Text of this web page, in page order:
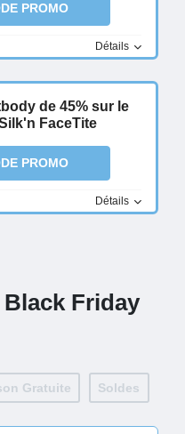
PROMO
Détails
de 45% sur le
FaceTite
PROMO
Détails
Friday
Gratuite Soldes